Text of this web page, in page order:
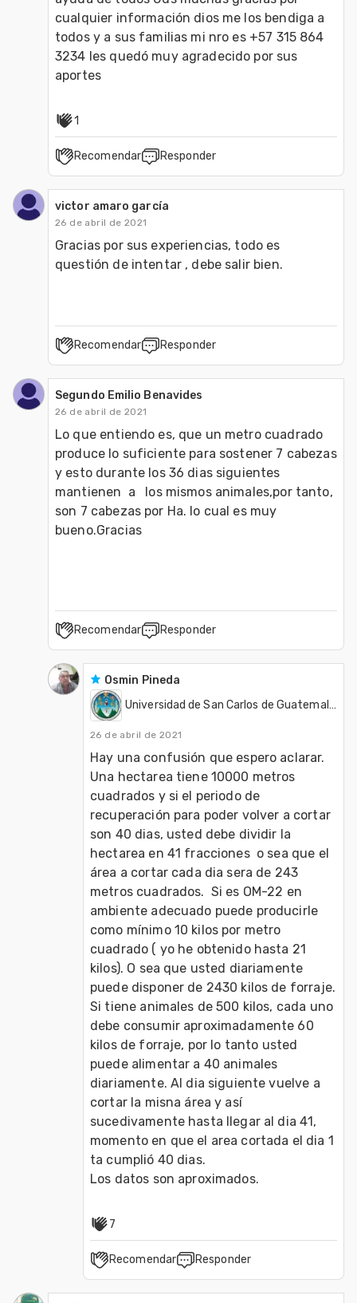
cualquier información dios me los bendiga a
todos y a sus familias mi nro es +57 315 864
3234 les quedó muy agradecido por sus
aportes
1
Recomendar Responder
victor amaro garcía
26 de abril de 2021
Gracias por sus experiencias, todo es
questión de intentar , debe salir bien.
Recomendar Responder
Segundo Emilio Benavides
26 de abril de 2021
Lo que entiendo es, que un metro cuadrado
produce lo suficiente para sostener 7 cabezas
y esto durante los 36 dias siguientes
mantienen  a   los mismos animales,por tanto,
son 7 cabezas por Ha. lo cual es muy
bueno.Gracias
Recomendar Responder
Osmin Pineda
Universidad de San Carlos de Guatemala - USAC
26 de abril de 2021
Hay una confusión que espero aclarar.
Una hectarea tiene 10000 metros
cuadrados y si el periodo de
recuperación para poder volver a cortar
son 40 dias, usted debe dividir la
hectarea en 41 fracciones  o sea que el
área a cortar cada dia sera de 243
metros cuadrados.  Si es OM-22 en
ambiente adecuado puede producirle
como mínimo 10 kilos por metro
cuadrado ( yo he obtenido hasta 21
kilos). O sea que usted diariamente
puede disponer de 2430 kilos de forraje.
Si tiene animales de 500 kilos, cada uno
debe consumir aproximadamente 60
kilos de forraje, por lo tanto usted
puede alimentar a 40 animales
diariamente. Al dia siguiente vuelve a
cortar la misna área y así
sucedivamente hasta llegar al dia 41,
momento en que el area cortada el dia 1
ta cumplió 40 dias.
Los datos son aproximados.
7
Recomendar Responder